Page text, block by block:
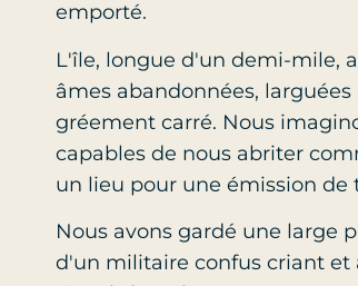
emporté.
L'île, longue d'un demi-mile,
âmes abandonnées,
gréement carré. Nous
capables de nous abriter
un lieu pour une émission
Nous avons gardé une large
d'un militaire confus criant et